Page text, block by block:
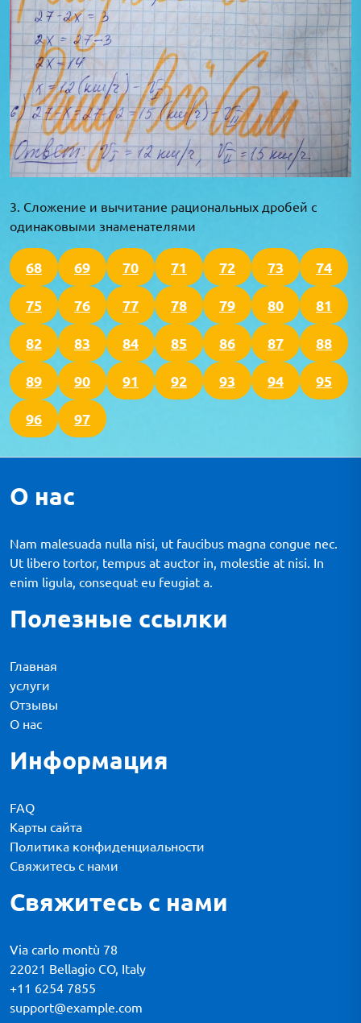
3. Сложение и вычитание рациональных дробей с
одинаковыми знаменателями
68 69 70 71 72 73 74
75 76 77 78 79 80 81
82 83 84 85 86 87 88
89 90 91 92 93 94 95
96 97
О нас
Nam malesuada nulla nisi, ut faucibus magna congue nec.
Ut libero tortor, tempus at auctor in, molestie at nisi. In
enim ligula, consequat eu feugiat a.
Полезные ссылки
Главная
услуги
Отзывы
О нас
Информация
FAQ
Карты сайта
Политика конфиденциальности
Свяжитесь с нами
Свяжитесь с нами
Via carlo montù 78
22021 Bellagio CO, Italy
+11 6254 7855
support@example.com